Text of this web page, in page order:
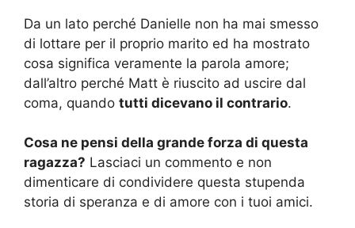
Da un lato perché Danielle non ha mai smesso
di lottare per il proprio marito ed ha mostrato
cosa significa veramente la parola amore;
dall’altro perché Matt è riuscito ad uscire dal
coma, quando tutti dicevano il contrario.
Cosa ne pensi della grande forza di questa
ragazza? Lasciaci un commento e non
dimenticare di condividere questa stupenda
storia di speranza e di amore con i tuoi amici.